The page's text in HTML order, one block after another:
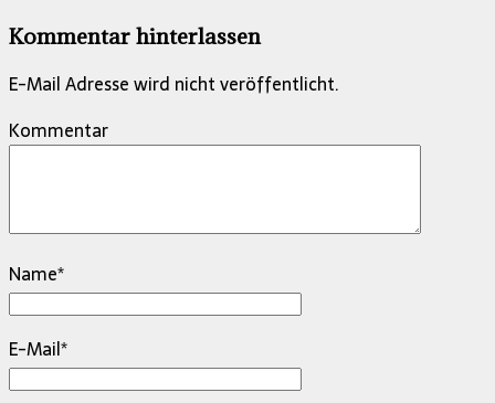
Kommentar hinterlassen
E-Mail Adresse wird nicht veröffentlicht.
Kommentar
Name*
E-Mail*